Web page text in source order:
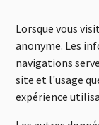
Lorsque vous
anonyme. Les
navigations
site et l'usage
expérience